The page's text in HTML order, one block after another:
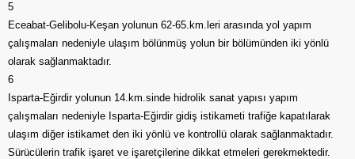
5
Eceabat-Gelibolu-Keşan yolunun 62-65.km.leri arasında yol yapım
çalışmaları nedeniyle ulaşım bölünmüş yolun bir bölümünden iki yönlü
olarak sağlanmaktadır.
6
Isparta-Eğirdir yolunun 14.km.sinde hidrolik sanat yapısı yapım
çalışmaları nedeniyle Isparta-Eğirdir gidiş istikameti trafiğe kapatılarak
ulaşım diğer istikamet den iki yönlü ve kontrollü olarak sağlanmaktadır.
Sürücülerin trafik işaret ve işaretçilerine dikkat etmeleri gerekmektedir.